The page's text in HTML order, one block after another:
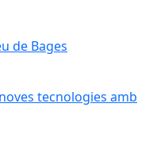
de Bages
de Bages
tecnologies amb
tecnologies amb